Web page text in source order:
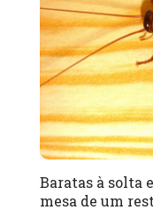
Baratas à solta
mesa de um